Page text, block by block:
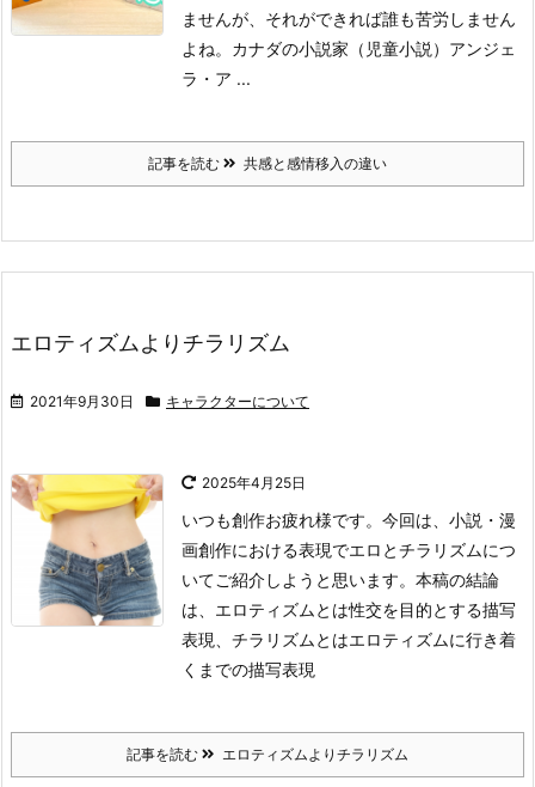
ませんが、それができれば誰も苦労しません
よね。 カナダの小説家（児童小説）アンジェ
ラ・ア ...
記事を読む 共感と感情移入の違い
エロティズムよりチラリズム
2021年9月30日 キャラクターについて
2025年4月25日
いつも創作お疲れ様です。今回は、小説・漫
画創作における表現でエロとチラリズムにつ
いてご紹介しようと思います。 本稿の結論
は、エロティズムとは性交を目的とする描写
表現、チラリズムとはエロティズムに行き着
くまでの描写表現
記事を読む エロティズムよりチラリズム